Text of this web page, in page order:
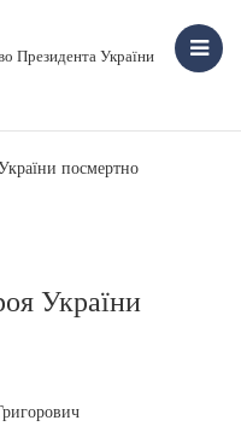
Президента України
посмертно
України